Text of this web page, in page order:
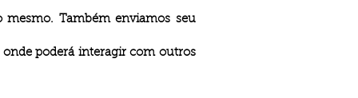
Também enviamos seu
poderá interagir com outros